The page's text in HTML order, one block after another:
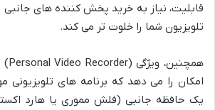
قابلیت، نیاز به خرید پخش کننده های جانبی
تلویزیون شما را خلوت تر می کند.
امکان را می دهد که برنامه های تلویزیونی
یک حافظه جانبی (فلش مموری یا هارد